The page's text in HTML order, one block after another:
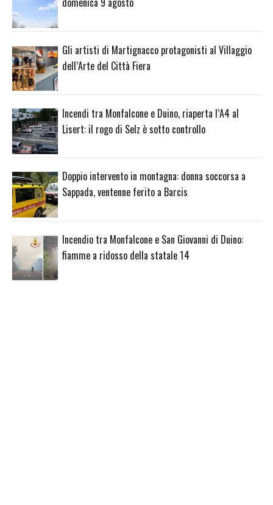
Gli artisti di Martignacco protagonisti al Villaggio
dell’Arte del Città Fiera
Incendi tra Monfalcone e Duino, riaperta l’A4 al
Lisert: il rogo di Selz è sotto controllo
Doppio intervento in montagna: donna soccorsa a
Sappada, ventenne ferito a Barcis
Incendio tra Monfalcone e San Giovanni di Duino:
fiamme a ridosso della statale 14